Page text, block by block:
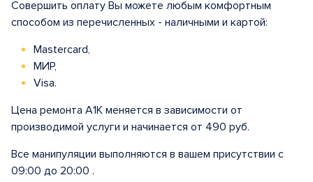
Совершить оплату Вы можете любым комфортным
способом из перечисленных - наличными и картой:
Mastercard,
МИР,
Visa.
Цена ремонта A1K меняется в зависимости от
производимой услуги и начинается от 490 руб.
Все манипуляции выполняются в вашем присутствии с
09:00 до 20:00 .